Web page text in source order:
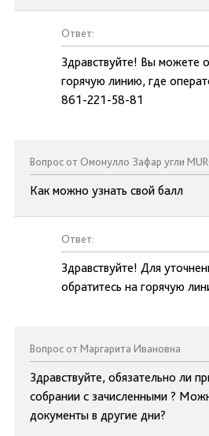
Ответ:
Здравствуйте! Вы можете
горячую линию, где
861-221-58-81
Вопрос от Омонулло Зафар угли
Как можно узнать свой балл
Ответ:
Здравствуйте! Для
обратитесь на горячую
Вопрос от Маргарита Ивановна
Здравствуйте, обязательно ли
собрании с зачисленными ?
документы в другие дни?